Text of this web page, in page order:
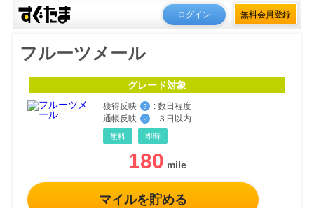
ログイン 無料会員登録
フルーツメール
グレード対象
獲得反映 ？ : 数日程度
通帳反映
？ : ３日以内
無料 即時
180
マイルを貯める